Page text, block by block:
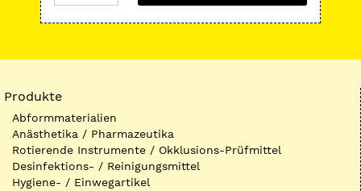
Produkte
Abformmaterialien
Anästhetika / Pharmazeutika
Rotierende Instrumente / Okklusions-Prüfmittel
Desinfektions- / Reinigungsmittel
Hygiene- / Einwegartikel